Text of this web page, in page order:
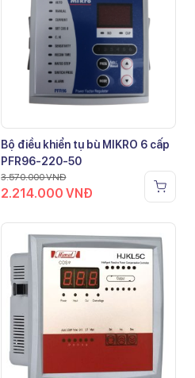
Bộ điều khiển tụ bù MIKRO 6 cấp
PFR96-220-50
3.570.000VNĐ
2.214.000VNĐ